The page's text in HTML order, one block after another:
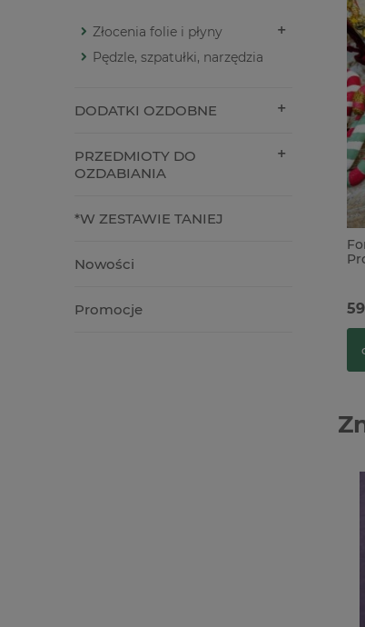
Złocenia folie i płyny
Pędzle, szpatułki, narzędzia
DODATKI OZDOBNE
PRZEDMIOTY DO
OZDABIANIA
*W ZESTAWIE TANIEJ
Nowości
Promocje